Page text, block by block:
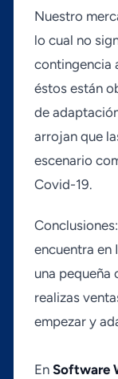
Nuestro
lo cual no
contingencia
éstos están
de
arrojan que
escenario
Covid-19.
encuentra en
una pequeña
realizas
empezar y
En Software